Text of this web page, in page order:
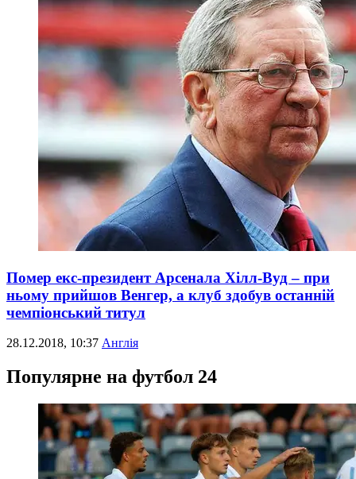
Помер екс-президент Арсенала Хілл-Вуд – при
ньому прийшов Венгер, а клуб здобув останній
чемпіонський титул
28.12.2018, 10:37 Англія
Популярне на футбол 24